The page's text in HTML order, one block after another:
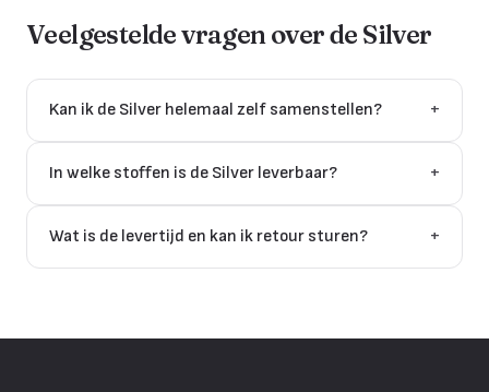
Veelgestelde vragen over de Silver
Kan ik de Silver helemaal zelf samenstellen? +
In welke stoffen is de Silver leverbaar? +
Wat is de levertijd en kan ik retour sturen? +